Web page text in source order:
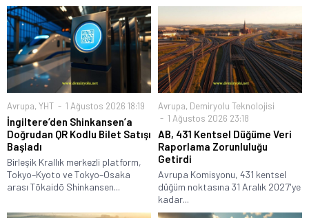
Avrupa, YHT 1 Ağustos 2026 18:19
İngiltere’den Shinkansen’a
Doğrudan QR Kodlu Bilet Satışı
Başladı
Birleşik Krallık merkezli platform,
Tokyo–Kyoto ve Tokyo–Osaka
arası Tōkaidō Shinkansen...
Avrupa, Demiryolu Teknolojisi
1 Ağustos 2026 23:18
AB, 431 Kentsel Düğüme Veri
Raporlama Zorunluluğu
Getirdi
Avrupa Komisyonu, 431 kentsel
düğüm noktasına 31 Aralık 2027'ye
kadar...